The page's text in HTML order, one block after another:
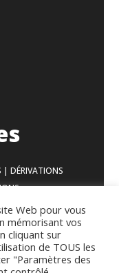
| DÉRIVATIONS
Web pour vous
mémorisant vos
cliquant sur
de TOUS les
"Paramètres des